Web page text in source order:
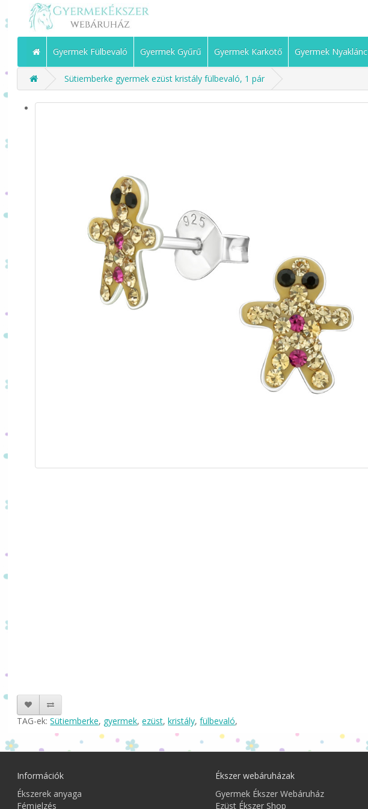
Gyermek Fülbevaló Gyermek Gyűrű Gyermek Karkötő Gyermek Nyaklánc
Sütiemberke gyermek ezüst kristály fülbevaló, 1 pár
TAG-ek:Sütiemberke, gyermek,ezüst,kristály,fülbevaló,
Információk
Ékszerek anyaga
Fémjelzés
Ékszer webáruházak
Gyermek Ékszer Webáruház
Ezüst Ékszer Shop